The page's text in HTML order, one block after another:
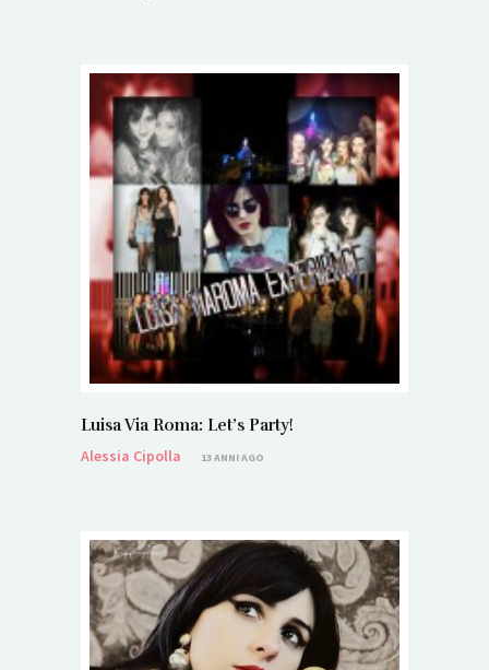
Luisa Via Roma: Let’s Party!
Alessia Cipolla
13 ANNI AGO